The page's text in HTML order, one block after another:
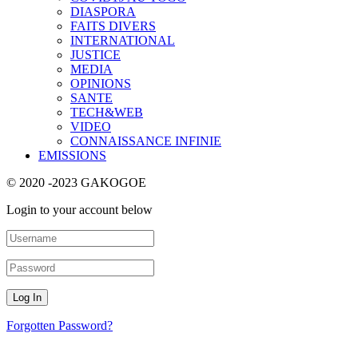
DIASPORA
FAITS DIVERS
INTERNATIONAL
JUSTICE
MEDIA
OPINIONS
SANTE
TECH&WEB
VIDEO
CONNAISSANCE INFINIE
EMISSIONS
© 2020 -2023 GAKOGOE
Login to your account below
Forgotten Password?